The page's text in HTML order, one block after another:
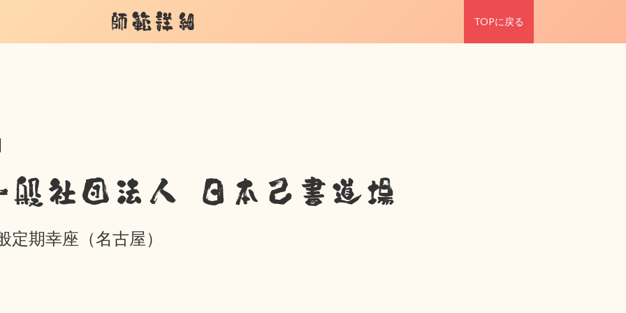
師範詳細 TOPに戻る
般社団法人 日本己書道場
定期幸座（名古屋）